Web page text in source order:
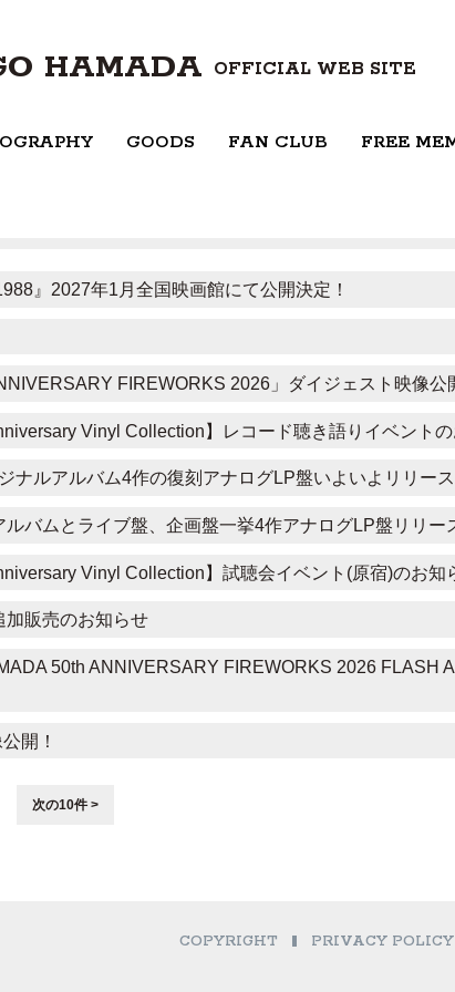
HAMADA OFFICIAL WEB SITE
GOODS FAN CLUB FREE
』2027年1月全国映画館にて公開決定！
FIREWORKS 2026」ダイジェスト映像公
Vinyl Collection】レコード聴き語りイベント
ナルアルバム4作の復刻アナログLP盤いよいよリリース
バムとライブ盤、企画盤一挙4作アナログLP盤リリー
Vinyl Collection】試聴会イベント(原宿)のお知
加販売のお知らせ
50th ANNIVERSARY FIREWORKS 2026 FLASH
開！
次の10件 >
COPYRIGHT PRIVACY POLICY